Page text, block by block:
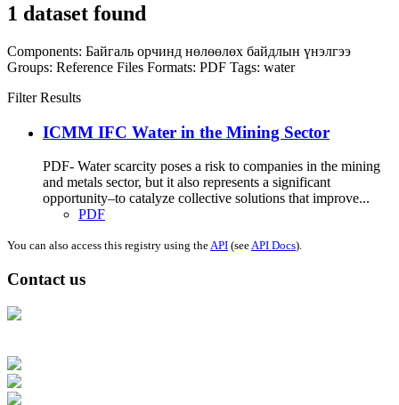
1 dataset found
Components: Байгаль орчинд нөлөөлөх байдлын үнэлгээ
Groups: Reference Files Formats: PDF Tags: water
Filter Results
ICMM IFC Water in the Mining Sector
PDF- Water scarcity poses a risk to companies in the mining
and metals sector, but it also represents a significant
opportunity–to catalyze collective solutions that improve...
PDF
You can also access this registry using theAPI (seeAPI Docs).
Contact us